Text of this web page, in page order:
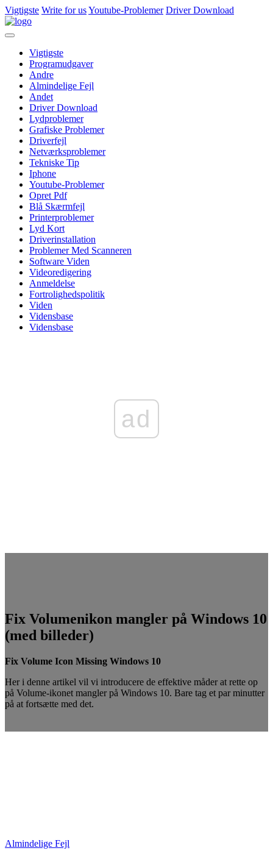
Vigtigste Write for usYoutube-Problemer Driver Download
Vigtigste
Programudgaver
Andre
Almindelige Fejl
Andet
Driver Download
Lydproblemer
Grafiske Problemer
Driverfejl
Netværksproblemer
Tekniske Tip
Iphone
Youtube-Problemer
Opret Pdf
Blå Skærmfejl
Printerproblemer
Lyd Kort
Driverinstallation
Problemer Med Scanneren
Software Viden
Videoredigering
Anmeldelse
Fortrolighedspolitik
Viden
Vidensbase
Vidensbase
ad
Fix Volumenikon mangler på Windows 10
(med billeder)
Fix Volume Icon Missing Windows 10
Her i denne artikel vil vi introducere de effektive måder at rette op
på Volume-ikonet mangler på Windows 10. Bare tag et par minutter
på at fortsætte med det.
Almindelige Fejl